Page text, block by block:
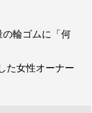
の輪ゴムに「何
た女性オーナー